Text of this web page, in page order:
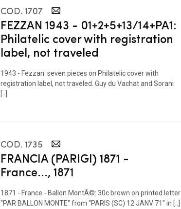
COD. 1707
FEZZAN 1943 - 01+2+5+13/14+PA1:
Philatelic cover with registration
label, not traveled
1943 - Fezzan: seven pieces on Philatelic cover with
registration label, not traveled. Guy du Vachat and Sorani
COD. 1735
FRANCIA (PARIGI) 1871 -
France..., 1871
1871 - France - Ballon MontÃ©: 30c brown on printed letter
"PAR BALLON MONTE" from "PARIS (SC) 12 JANV 71" in [..]